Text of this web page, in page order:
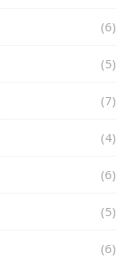
(6)
(5)
(7)
(4)
(6)
(5)
(6)